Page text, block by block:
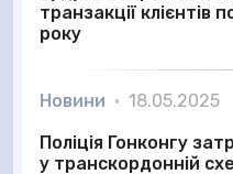
транзакції клієнтів
року
Новини • 18.05.2025
Поліція Гонконгу
у транскордонній